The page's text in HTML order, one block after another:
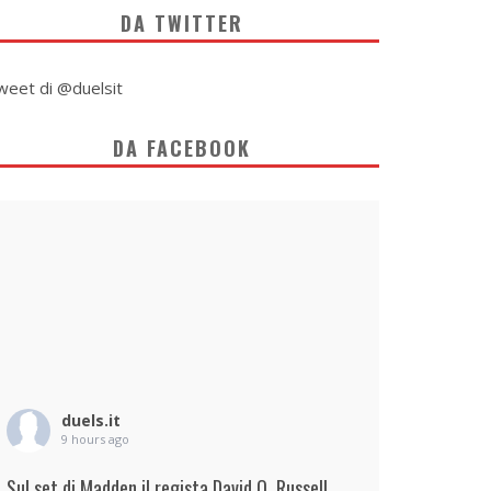
DA TWITTER
di @duelsit
DA FACEBOOK
duels.it
9 hours ago